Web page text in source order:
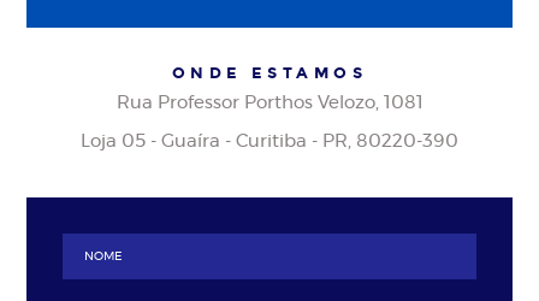
ONDE ESTAMOS
Rua Professor Porthos Velozo, 1081
Loja 05 - Guaíra - Curitiba - PR, 80220-390